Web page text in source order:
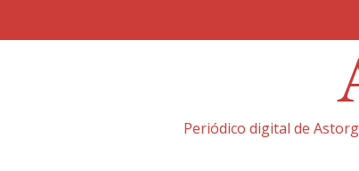
Periódico digital de